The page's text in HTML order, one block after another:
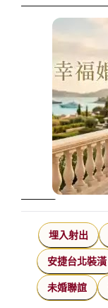
埋入射出
安捷台北裝潢
未婚聯誼